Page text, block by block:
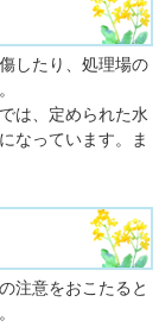
したり、処理場の
では、定められた水
なっています。ま
注意をおこたると